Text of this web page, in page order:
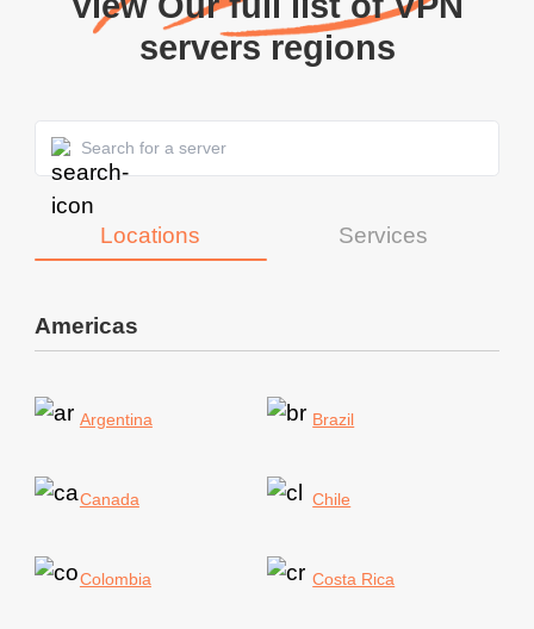
servers regions
Locations Services
Americas
Argentina Brazil
Canada Chile
Colombia Costa Rica